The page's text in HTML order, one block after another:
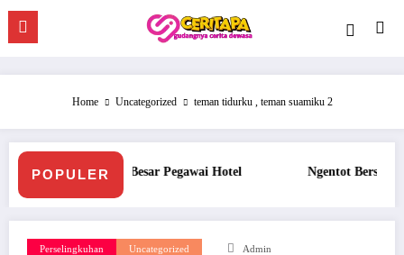
content
Home Uncategorized teman tidurku , teman suamiku 2
POPULER
Ngentot Bersama Perawan Montok Berjilbab Ngentot
Perselingkuhan Uncategorized Admin